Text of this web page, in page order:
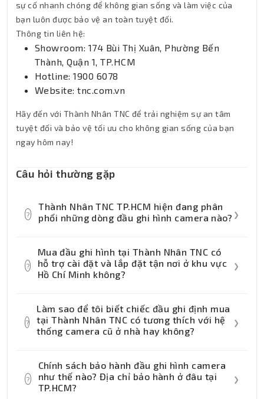
sự cố nhanh chóng để không gian sống và làm việc của
bạn luôn được bảo vệ an toàn tuyệt đối.
Thông tin liên hệ:
Showroom: 174 Bùi Thị Xuân, Phường Bến
Thành, Quận 1, TP.HCM
Hotline: 1900 6078
Website: tnc.com.vn
Hãy đến với Thành Nhân TNC để trải nghiệm sự an tâm
tuyệt đối và bảo vệ tối ưu cho không gian sống của bạn
ngay hôm nay!
Câu hỏi thường gặp
?
Thành Nhân TNC TP.HCM hiện đang phân
phối những dòng đầu ghi hình camera nào? ❯
chính hãng các dòng đầu ghi hình Analog
(DVR) và đầu ghi hình mạng IP (NVR) từ
Hikvision, Dahua, KBVision, Uniview... Quý
khách có thể ghé trực tiếp showroom của
chúng tôi tại trung tâm Quận 1, TP.HCM để
qua website.
?
Mua đầu ghi hình tại Thành Nhân TNC có
hỗ trợ cài đặt và lắp đặt tận nơi ở khu vực
Hồ Chí Minh không?
❯
Thành Nhân TNC cung cấp dịch vụ hỗ trợ
cấu hình sẵn đầu ghi (cài đặt ổ cứng, thiết
trước khi giao. Ngoài ra, nếu bạn cần,
chúng tôi có đội ngũ kỹ thuật viên dày dặn
kinh nghiệm sẵn sàng đến tận nơi khảo sát
?
Làm sao để tôi biết chiếc đầu ghi định mua
tại Thành Nhân TNC có tương thích với hệ
thống camera cũ ở nhà hay không?
❯
Hotline của Thành Nhân TNC hoặc nhắn tin
trực tiếp qua Fanpage/Zalo. Đội ngũ
?
Chính sách bảo hành đầu ghi hình camera
như thế nào? Địa chỉ bảo hành ở đâu tại
TP.HCM?
❯